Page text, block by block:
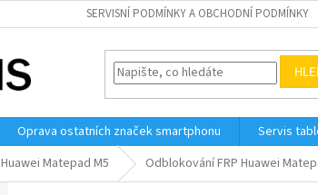
SERVISNÍ PODMÍNKY A OBCHODNÍ PODMÍNKY
Oprava ostatních značek smartphonu Servis
Huawei Matepad M5 Odblokování FRP Huawei